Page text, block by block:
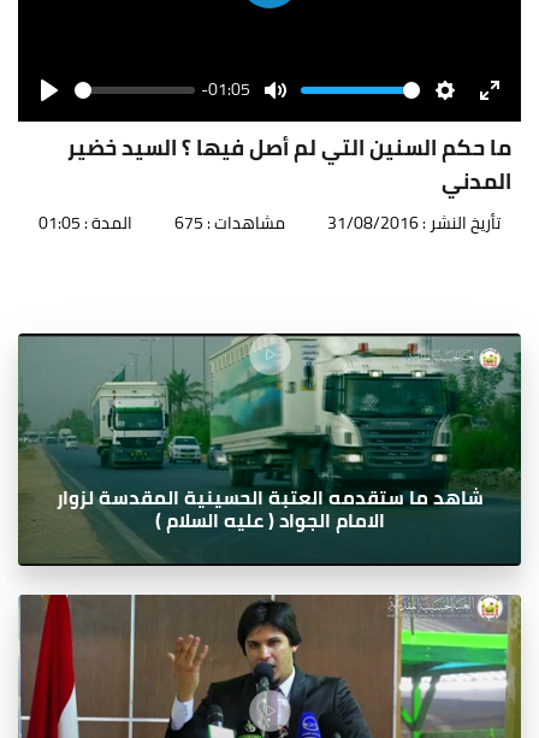
Play
Seek -01:05
Mute
Volume
SettingsEnter
ما حكم السنين التي لم أصل فيها ؟ السيد خضير
المدني
تأريخ النشر : 31/08/2016 مشاهدات : 675 المدة : 01:05
شاهد ما ستقدمه العتبة الحسينية المقدسة لزوار
الامام الجواد ( عليه السلام )